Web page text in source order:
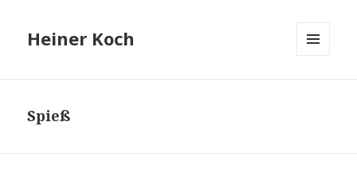
Heiner Koch
Spieß